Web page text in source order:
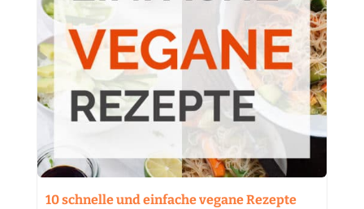
10 schnelle und einfache vegane Rezepte